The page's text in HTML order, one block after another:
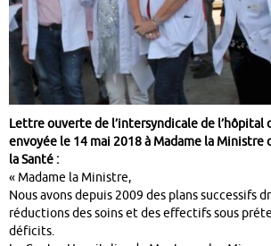
Lettre ouverte de l’intersyndicale de l’hôpital
envoyée le 14 mai 2018 à Madame la Ministre
la Santé :
« Madame la Ministre,
Nous avons depuis 2009 des plans successifs
réductions des soins et des effectifs sous
déficits.